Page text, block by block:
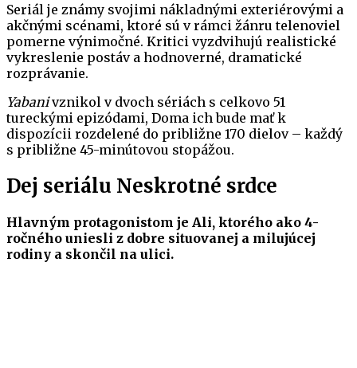
Seriál je známy svojimi nákladnými exteriérovými a
akčnými scénami, ktoré sú v rámci žánru telenoviel
pomerne výnimočné. Kritici vyzdvihujú realistické
vykreslenie postáv a hodnoverné, dramatické
rozprávanie.
Yabanivznikol v dvoch sériách s celkovo 51
tureckými epizódami, Doma ich bude mať k
dispozícii rozdelené do približne 170 dielov – každý
s približne 45-minútovou stopážou.
Dej seriálu Neskrotné srdce
Hlavným protagonistom je Ali, ktorého ako 4-
ročného uniesli z dobre situovanej a milujúcej
rodiny a skončil na ulici.